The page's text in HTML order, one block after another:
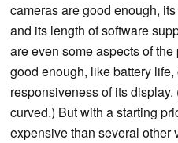
cameras are good enough,
and its length of software
are even some aspects of
good enough, like battery
responsiveness of its
curved.) But with a starting
expensive than several other